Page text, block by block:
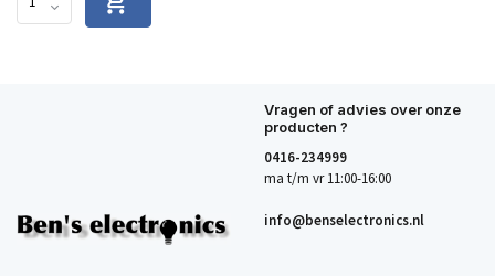
Vragen of advies over onze
producten ?
0416-234999
ma t/m vr 11:00-16:00
info@benselectronics.nl